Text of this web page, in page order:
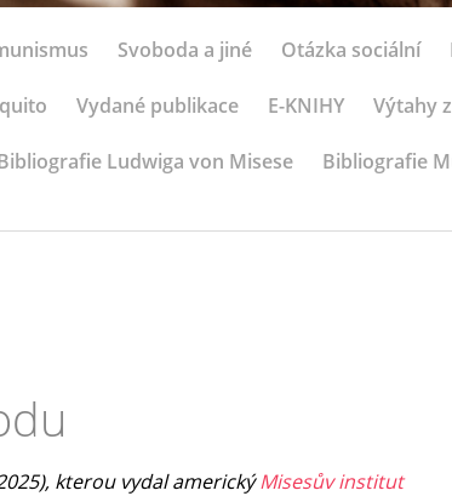
Svoboda a jiné Otázka sociální
Vydané publikace E-KNIHY Výtahy
Ludwiga von Misese Bibliografie
kterou vydal americkýMisesův institut